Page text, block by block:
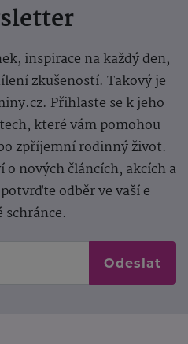
inspirace na každý den,
zkušeností. Takový je
Přihlaste se k jeho
které vám pomohou
zpříjemní rodinný život.
o nových článcích, akcích a
odběr ve vaší e-
schránce.
Odeslat